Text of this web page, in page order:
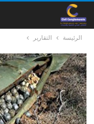
الرئيسة التقارير